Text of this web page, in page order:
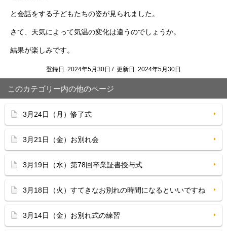
と会話をする子どもたちの姿が見られました。
さて、天気によって気温の変化は違うのでしょうか。
結果が楽しみです。
登録日: 2024年5月30日 / 更新日: 2024年5月30日
このカテゴリー内の他のページ
3月24日（月）修了式
3月21日（金）お別れ会
3月19日（水）第78回卒業証書授与式
3月18日（火）すてきなお別れの時間になるといいですね
3月14日（金）お別れ式の練習